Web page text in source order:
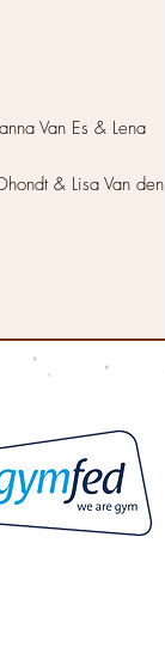
Van Es & Lena
& Lisa Van den